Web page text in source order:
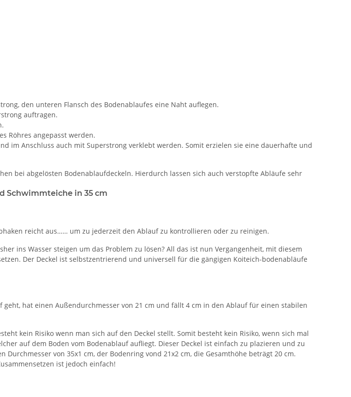
den unteren Flansch des Bodenablaufes eine Naht auflegen.
auftragen.
Röhres angepasst werden.
im Anschluss auch mit Superstrong verklebt werden. Somit erzielen sie eine dauerhafte und
bei abgelösten Bodenablaufdeckeln. Hierdurch lassen sich auch verstopfte Abläufe sehr
Schwimmteiche in 35 cm
reicht aus…… um zu jederzeit den Ablauf zu kontrollieren oder zu reinigen.
ins Wasser steigen um das Problem zu lösen? All das ist nun Vergangenheit, mit diesem
Der Deckel ist selbstzentrierend und universell für die gängigen Koiteich-bodenabläufe
hat einen Außendurchmesser von 21 cm und fällt 4 cm in den Ablauf für einen stabilen
kein Risiko wenn man sich auf den Deckel stellt. Somit besteht kein Risiko, wenn sich mal
auf dem Boden vom Bodenablauf aufliegt. Dieser Deckel ist einfach zu plazieren und zu
Durchmesser von 35x1 cm, der Bodenring vond 21x2 cm, die Gesamthöhe beträgt 20 cm.
ist jedoch einfach!